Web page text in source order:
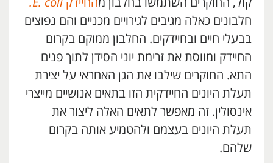
חלבונים כאלה מגיבים לגירויים מכניים והם נפוצים
בבעלי חיים ובחיידקים. החלבון ממוקם בקרום
החיידק ומווסת את זרימת יוני הסידן לתוך פנים
התא. החוקרים שילבו את הגן האחראי על יצירת
תעלת היונים החיידקית הזו בתאים אנושיים מייצרי
אינסולין. זה מאפשר לתאים האלה ליצור את
תעלת היונים בעצמם ולהטמיע אותה בקרום
שלהם.